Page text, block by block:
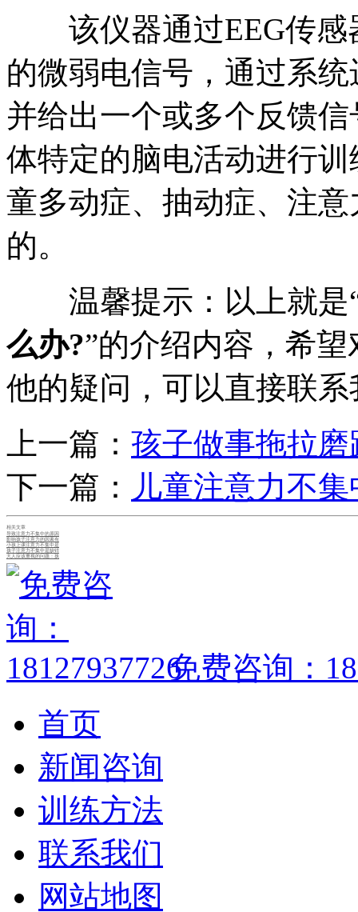
该仪器通过EEG传感
的微弱电信号，通过系
并给出一个或多个反馈
体特定的脑电活动进行
童多动症、抽动症、注
的。
温馨提示：以上就是
么办?”的介绍内容，希
他的疑问，可以直接联系
上一篇： 孩子做事拖拉磨
下一篇： 儿童注意力不
相关文章
导致注意力不集中的原因
影响孩子注意力的因素有
小孩上课注意力不集中是
孩子注意力不集中是缺锌
大人应该重视的问题：孩
免费咨询：
首页
新闻咨询
训练方法
联系我们
网站地图